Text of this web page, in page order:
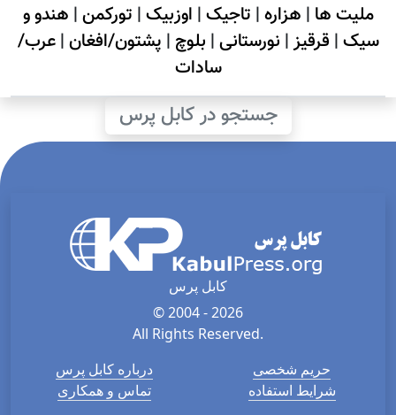
ملیت ها | هزاره| تاجیک| اوزبیک| تورکمن| هندو و
سیک| قرقیز| نورستانی| بلوچ | پشتون/افغان|عرب/
سادات
جستجو در کابل پرس
کابل پرس
© 2004 - 2026
All Rights Reserved.
درباره کابل پرس
تماس و همکاری
حریم شخصی
شرایط استفاده